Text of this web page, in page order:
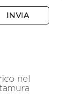
INVIA
nel